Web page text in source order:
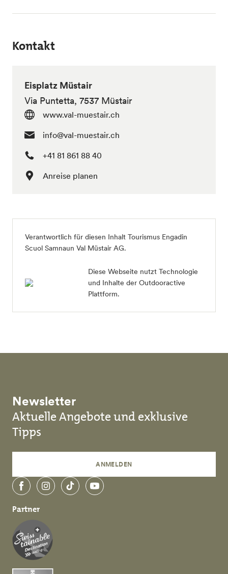
Kontakt
Eisplatz Müstair
Via Puntetta, 7537 Müstair
www.val-muestair.ch
info@val-muestair.ch
+41 81 861 88 40
Anreise planen
Verantwortlich für diesen Inhalt Tourismus Engadin
Scuol Samnaun Val Müstair AG.
Diese Webseite nutzt Technologie
und Inhalte der Outdooractive
Plattform.
Newsletter
Aktuelle Angebote und exklusive
Tipps
ANMELDEN
FacebookInstagramTikTokYouTube
Partner